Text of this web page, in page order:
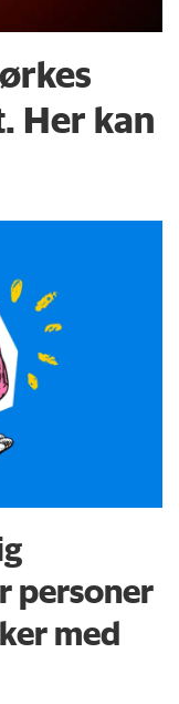
Her kan
personer
med